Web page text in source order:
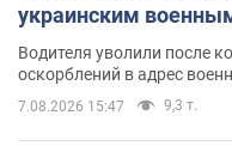
украинским
Водителя уволили после
оскорблений в адрес
7.08.2026 15:47 9,3 т.